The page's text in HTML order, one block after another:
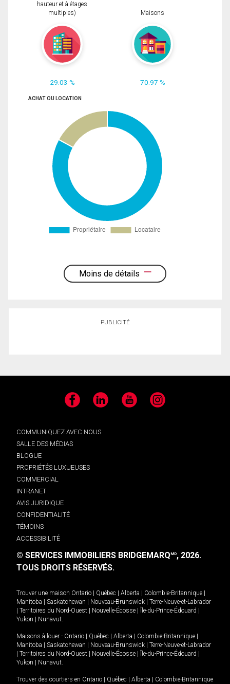
hauteur et à étages
multiples)
29.03 %
Maisons
70.97 %
ACHAT OU LOCATION
Moins de détails
PUBLICITÉ
Facebook LinkedIn YouTube Instagram
COMMUNIQUEZ AVEC NOUS
SALLE DES MÉDIAS
BLOGUE
PROPRIÉTÉS LUXUEUSES
COMMERCIAL
INTRANET
AVIS JURIDIQUE
CONFIDENTIALITÉ
TÉMOINS
ACCESSIBILITÉ
© SERVICES IMMOBILIERS BRIDGEMARQMD, 2026.
TOUS DROITS RÉSERVÉS.
Trouver une maison Ontario Québec Alberta Colombie-Britannique
Manitoba
Saskatchewan Nouveau-Brunswick
Terre-Neuve-et-Labrador
Territoires du Nord-Ouest Nouvelle-Écosse Île-du-Prince-Édouard
Yukon
Nunavut.
Maisons à louer - Ontario Québec Alberta Colombie-Britannique
Manitoba
Saskatchewan Nouveau-Brunswick
Terre-Neuve-et-Labrador
Territoires du Nord-Ouest Nouvelle-Écosse Île-du-Prince-Édouard
Yukon
Nunavut.
Trouver des courtiers en Ontario Québec Alberta
Colombie-Britannique